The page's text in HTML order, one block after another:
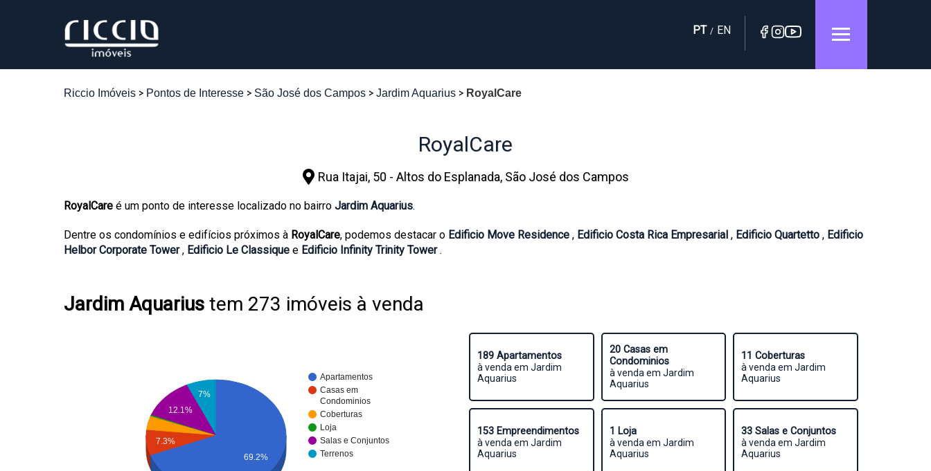
PT / EN
Riccio Imóveis Pontos de Interesse São José dos Campos Jardim Aquarius RoyalCare
RoyalCare
Rua Itajai, 50 - Altos do Esplanada, São José dos Campos
RoyalCare é um ponto de interesse localizado no bairro Jardim Aquarius.
Dentre os condomínios e edifícios próximos à RoyalCare, podemos destacar o Edificio Move Residence , Edificio Costa Rica Empresarial , Edificio Quartetto , Edificio
Helbor Corporate Tower, Edificio Le Classique e Edificio Infinity Trinity Tower .
Jardim Aquarius tem 273 imóveis à venda
Apartamentos
Casas em
Condominios
Coberturas
Loja
Salas e Conjuntos
Terrenos
7%
12.1%
7.3%
69.2%
189 Apartamentos
à venda em Jardim
Aquarius
20 Casas em
Condominios
à venda em Jardim
Aquarius
11 Coberturas
à venda em Jardim
Aquarius
153 Empreendimentos
à venda em Jardim
Aquarius
1 Loja
à venda em Jardim
Aquarius
33 Salas e Conjuntos
à venda em Jardim
Aquarius